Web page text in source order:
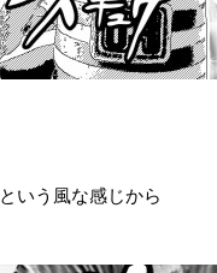
という風な感じから